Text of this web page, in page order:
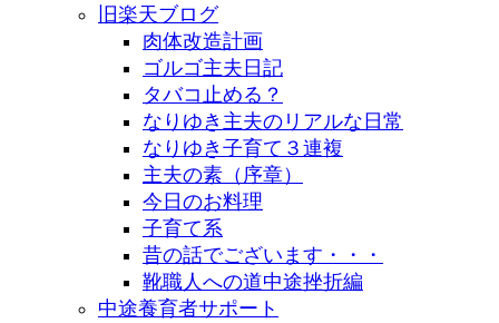
旧楽天ブログ
肉体改造計画
ゴルゴ主夫日記
タバコ止める？
なりゆき主夫のリアルな日常
なりゆき子育て３連複
主夫の素（序章）
今日のお料理
子育て系
昔の話でございます・・・
靴職人への道中途挫折編
中途養育者サポート